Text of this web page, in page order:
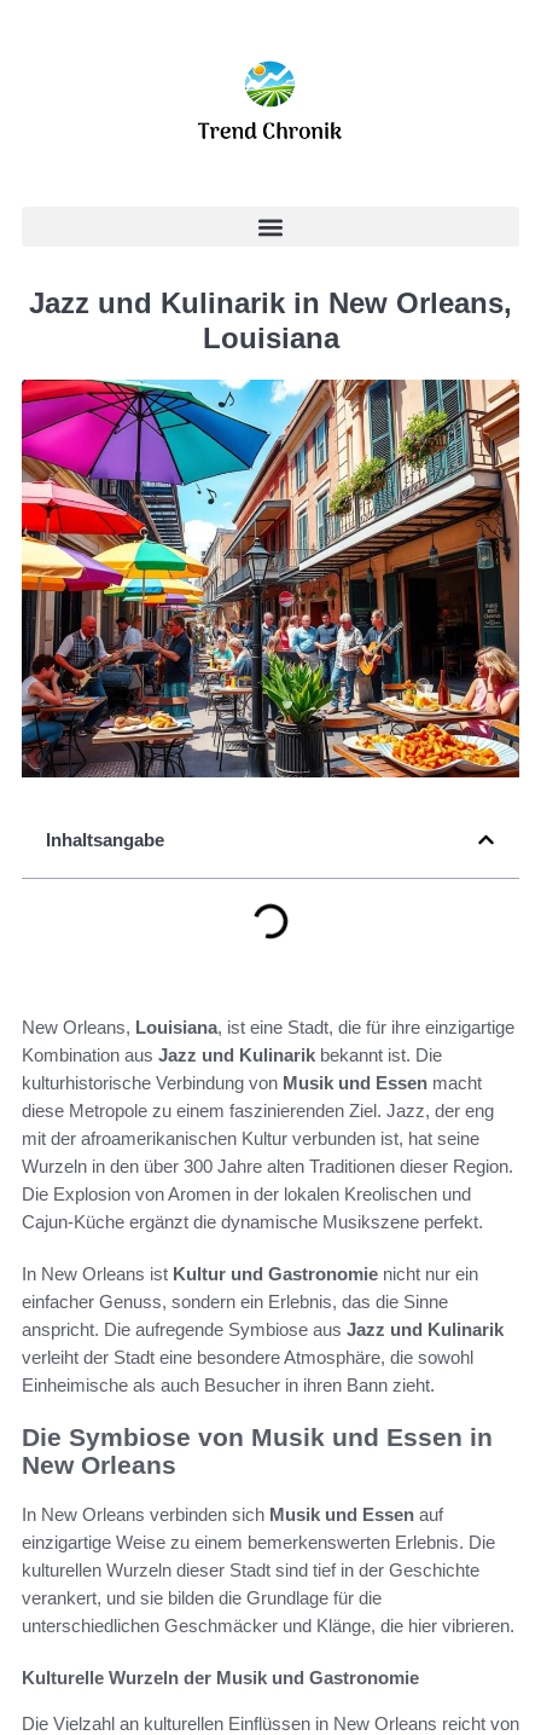
Jazz und Kulinarik in New Orleans,
Louisiana
Inhaltsangabe
New Orleans, Louisiana, ist eine Stadt, die für ihre einzigartige
Kombination aus Jazz und Kulinarik bekannt ist. Die
kulturhistorische Verbindung von Musik und Essen macht
diese Metropole zu einem faszinierenden Ziel. Jazz, der eng
mit der afroamerikanischen Kultur verbunden ist, hat seine
Wurzeln in den über 300 Jahre alten Traditionen dieser Region.
Die Explosion von Aromen in der lokalen Kreolischen und
Cajun-Küche ergänzt die dynamische Musikszene perfekt.
In New Orleans ist Kultur und Gastronomie nicht nur ein
einfacher Genuss, sondern ein Erlebnis, das die Sinne
anspricht. Die aufregende Symbiose aus Jazz und Kulinarik
verleiht der Stadt eine besondere Atmosphäre, die sowohl
Einheimische als auch Besucher in ihren Bann zieht.
Die Symbiose von Musik und Essen in
New Orleans
In New Orleans verbinden sich Musik und Essen auf
einzigartige Weise zu einem bemerkenswerten Erlebnis. Die
kulturellen Wurzeln dieser Stadt sind tief in der Geschichte
verankert, und sie bilden die Grundlage für die
unterschiedlichen Geschmäcker und Klänge, die hier vibrieren.
Kulturelle Wurzeln der Musik und Gastronomie
Die Vielzahl an kulturellen Einflüssen in New Orleans reicht von